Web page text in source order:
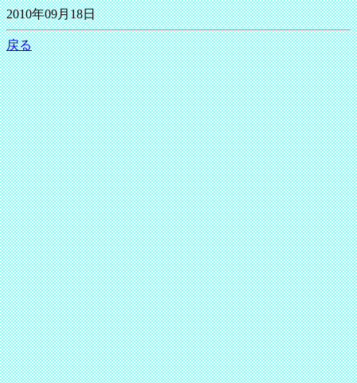
2010年09月18日
戻る